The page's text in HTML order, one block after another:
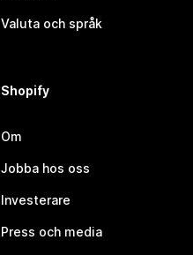
Valuta och språk
Shopify
Om
Jobba hos oss
Investerare
Press och media